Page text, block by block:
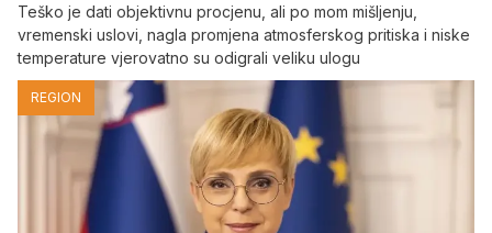
Teško je dati objektivnu procjenu, ali po mom mišljenju,
vremenski uslovi, nagla promjena atmosferskog pritiska i niske
temperature vjerovatno su odigrali veliku ulogu
REGION